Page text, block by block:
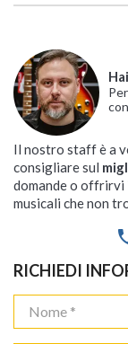
Il nostro staff è a
consigliare sul
domande o offrirvi
musicali che non
RICHIEDI